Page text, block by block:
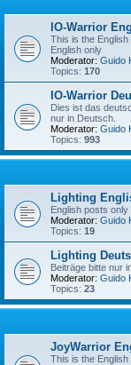
IO-Warrior
This is the
English only
Moderator: Guido
Topics: 170
IO-Warrior
Dies ist das
nur in Deutsch.
Moderator: Guido
Topics: 993
Lighting
English posts only
Moderator: Guido
Topics: 19
Lighting
Beiträge bitte nur
Moderator: Guido
Topics: 23
JoyWarrior
This is the